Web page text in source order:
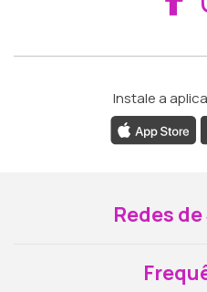
Instale a
Redes